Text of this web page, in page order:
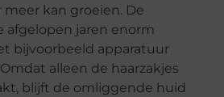
kan groeien. De
afgelopen jaren enorm
bijvoorbeeld apparatuur
Omdat alleen de haarzakjes
blijft de omliggende huid